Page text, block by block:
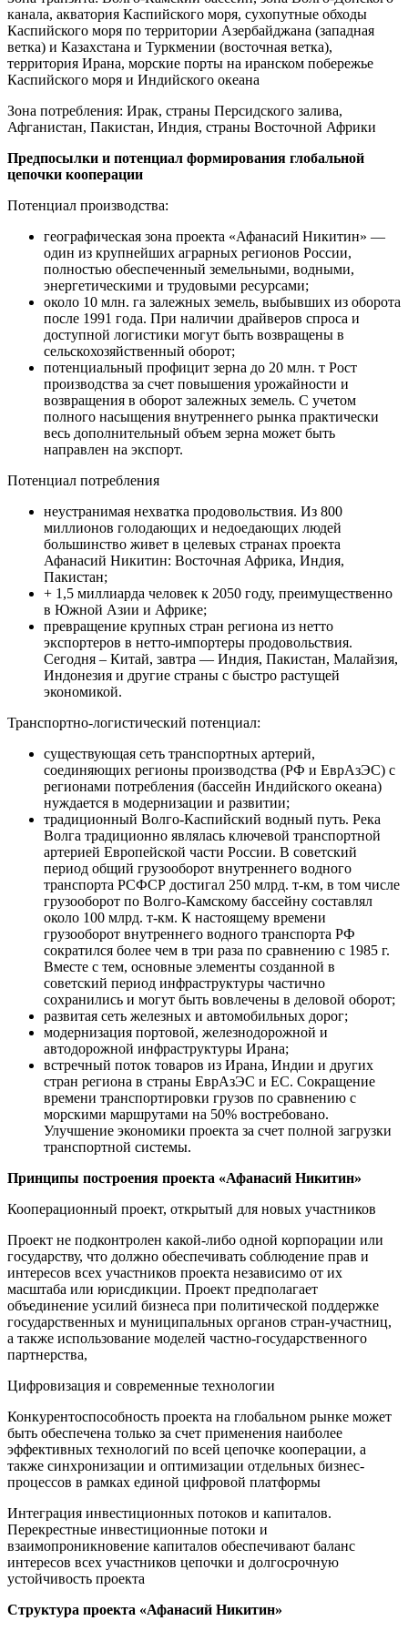
канала, акватория Каспийского моря, сухопутные обходы
Каспийского моря по территории Азербайджана (западная
ветка) и Казахстана и Туркмении (восточная ветка),
территория Ирана, морские порты на иранском побережье
Каспийского моря и Индийского океана
Зона потребления: Ирак, страны Персидского залива,
Афганистан, Пакистан, Индия, страны Восточной Африки
Предпосылки и потенциал формирования глобальной
цепочки кооперации
Потенциал производства:
географическая зона проекта «Афанасий Никитин» —
один из крупнейших аграрных регионов России,
полностью обеспеченный земельными, водными,
энергетическими и трудовыми ресурсами;
около 10 млн. га залежных земель, выбывших из оборота
после 1991 года. При наличии драйверов спроса и
доступной логистики могут быть возвращены в
сельскохозяйственный оборот;
потенциальный профицит зерна до 20 млн. т Рост
производства за счет повышения урожайности и
возвращения в оборот залежных земель. С учетом
полного насыщения внутреннего рынка практически
весь дополнительный объем зерна может быть
направлен на экспорт.
Потенциал потребления
неустранимая нехватка продовольствия. Из 800
миллионов голодающих и недоедающих людей
большинство живет в целевых странах проекта
Афанасий Никитин: Восточная Африка, Индия,
Пакистан;
+ 1,5 миллиарда человек к 2050 году, преимущественно
в Южной Азии и Африке;
превращение крупных стран региона из нетто
экспортеров в нетто-импортеры продовольствия.
Сегодня – Китай, завтра — Индия, Пакистан, Малайзия,
Индонезия и другие страны с быстро растущей
экономикой.
Транспортно-логистический потенциал:
существующая сеть транспортных артерий,
соединяющих регионы производства (РФ и ЕврАзЭС) с
регионами потребления (бассейн Индийского океана)
нуждается в модернизации и развитии;
традиционный Волго-Каспийский водный путь. Река
Волга традиционно являлась ключевой транспортной
артерией Европейской части России. В советский
период общий грузооборот внутреннего водного
транспорта РСФСР достигал 250 млрд. т-км, в том числе
грузооборот по Волго-Камскому бассейну составлял
около 100 млрд. т-км. К настоящему времени
грузооборот внутреннего водного транспорта РФ
сократился более чем в три раза по сравнению с 1985 г.
Вместе с тем, основные элементы созданной в
советский период инфраструктуры частично
сохранились и могут быть вовлечены в деловой оборот;
развитая сеть железных и автомобильных дорог;
модернизация портовой, железнодорожной и
автодорожной инфраструктуры Ирана;
встречный поток товаров из Ирана, Индии и других
стран региона в страны ЕврАзЭС и ЕС. Сокращение
времени транспортировки грузов по сравнению с
морскими маршрутами на 50% востребовано.
Улучшение экономики проекта за счет полной загрузки
транспортной системы.
Принципы построения проекта «Афанасий Никитин»
Кооперационный проект, открытый для новых участников
Проект не подконтролен какой-либо одной корпорации или
государству, что должно обеспечивать соблюдение прав и
интересов всех участников проекта независимо от их
масштаба или юрисдикции. Проект предполагает
объединение усилий бизнеса при политической поддержке
государственных и муниципальных органов стран-участниц,
а также использование моделей частно-государственного
партнерства,
Цифровизация и современные технологии
Конкурентоспособность проекта на глобальном рынке может
быть обеспечена только за счет применения наиболее
эффективных технологий по всей цепочке кооперации, а
также синхронизации и оптимизации отдельных бизнес-
процессов в рамках единой цифровой платформы
Интеграция инвестиционных потоков и капиталов.
Перекрестные инвестиционные потоки и
взаимопроникновение капиталов обеспечивают баланс
интересов всех участников цепочки и долгосрочную
устойчивость проекта
Структура проекта «Афанасий Никитин»